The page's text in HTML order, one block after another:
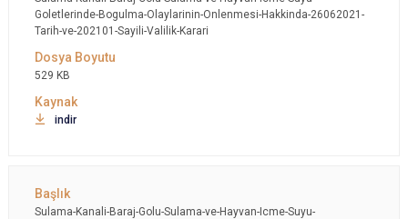
Goletlerinde-Bogulma-Olaylarinin-Onlenmesi-Hakkinda-26062021-
Tarih-ve-202101-Sayili-Valilik-Karari
529 KB
indir
Sulama-Kanali-Baraj-Golu-Sulama-ve-Hayvan-Icme-Suyu-